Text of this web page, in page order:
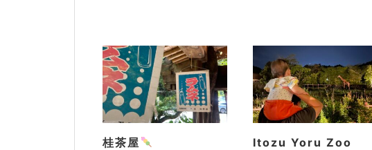
桂茶屋 Itozu Yoru Zoo